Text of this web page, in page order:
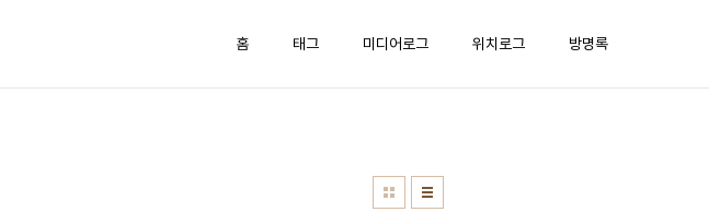
홈 태그 미디어로그 위치로그 방명록